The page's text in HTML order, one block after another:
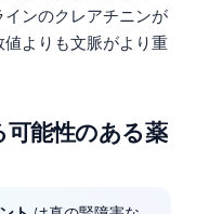
ンのクレアチニンが
よりも文脈がより重
能性のある薬